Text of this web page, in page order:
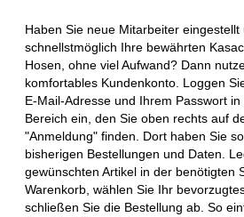
Haben Sie neue Mitarbeiter eingestellt
schnellstmöglich Ihre bewährten
Hosen, ohne viel Aufwand? Dann
komfortables Kundenkonto. Loggen
E-Mail-Adresse und Ihrem Passwort
Bereich ein, den Sie oben rechts auf
"Anmeldung" finden. Dort haben Sie
bisherigen Bestellungen und Daten.
gewünschten Artikel in der benötigten
Warenkorb, wählen Sie Ihr
schließen Sie die Bestellung ab. So